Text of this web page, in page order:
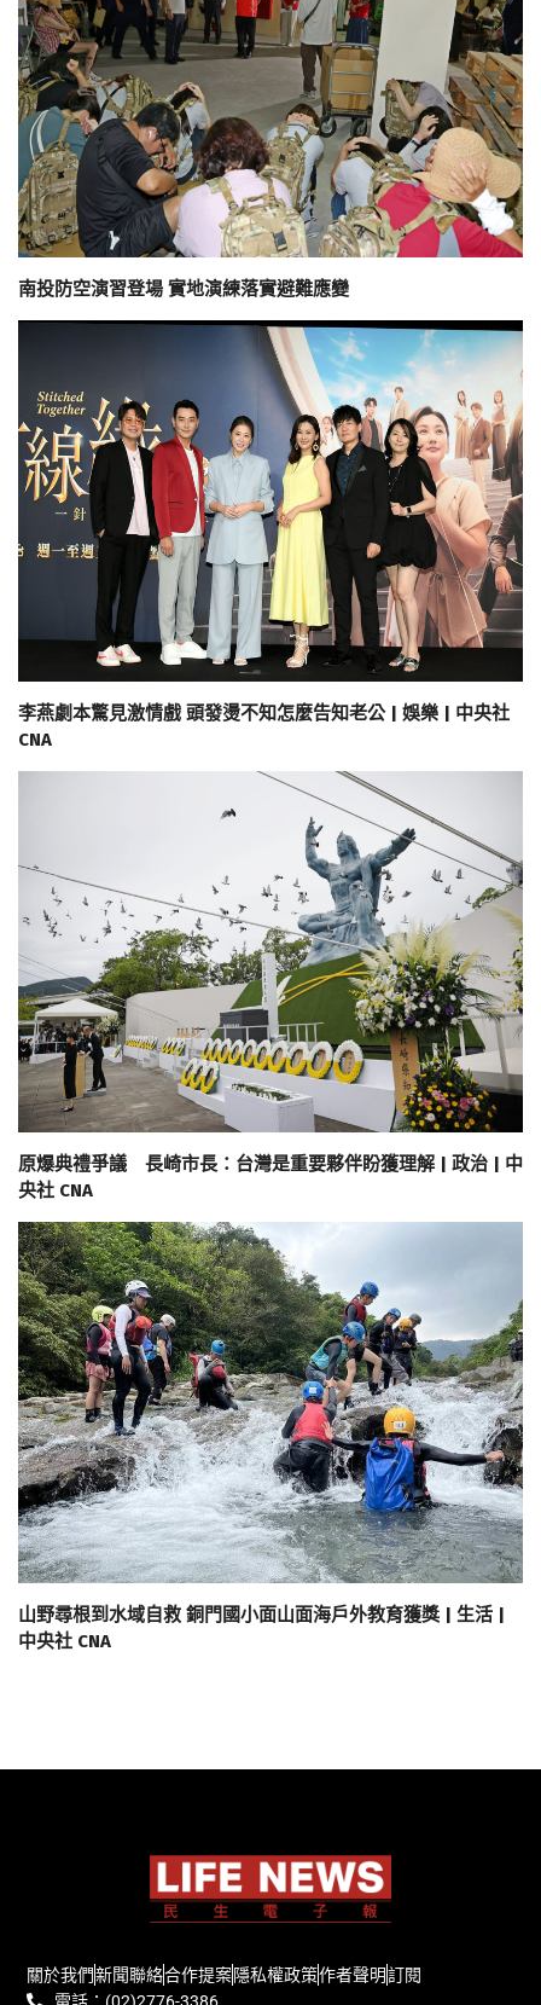
南投防空演習登場 實地演練落實避難應變
李燕劇本驚見激情戲 頭發燙不知怎麼告知老公 | 娛樂 | 中央社
CNA
原爆典禮爭議 長崎市長：台灣是重要夥伴盼獲理解 | 政治 | 中
央社 CNA
山野尋根到水域自救 銅門國小面山面海戶外教育獲獎 | 生活 |
中央社 CNA
關於我們新聞聯絡合作提案隱私權政策作者聲明訂閱